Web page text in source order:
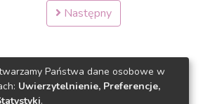
through direct, or
Następny
Państwa dane osobowe w
Uwierzytelnienie, Preferencje,
.